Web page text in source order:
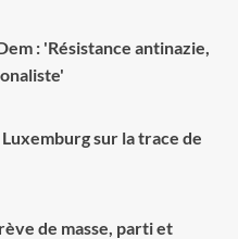
: 'Résistance antinazie,
sur la trace de
de masse, parti et